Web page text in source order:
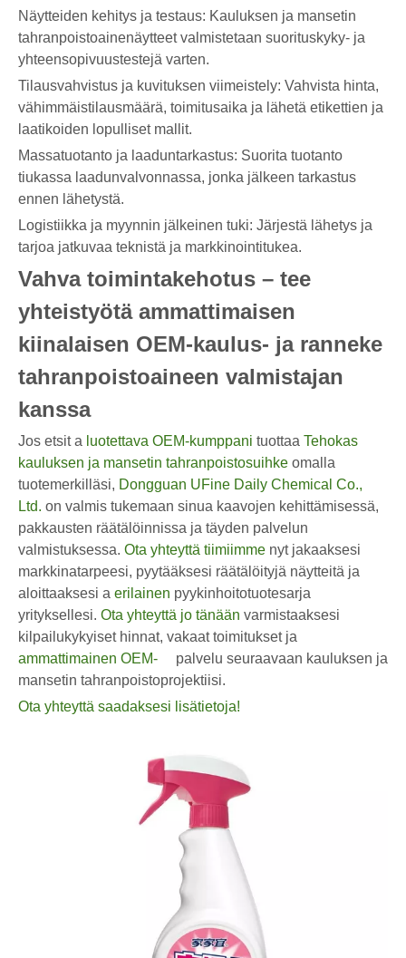
Näytteiden kehitys ja testaus: Kauluksen ja mansetin
tahranpoistoainenäytteet valmistetaan suorituskyky- ja
yhteensopivuustestejä varten.
Tilausvahvistus ja kuvituksen viimeistely: Vahvista hinta,
vähimmäistilausmäärä, toimitusaika ja lähetä etikettien ja
laatikoiden lopulliset mallit.
Massatuotanto ja laaduntarkastus: Suorita tuotanto
tiukassa laadunvalvonnassa, jonka jälkeen tarkastus
ennen lähetystä.
Logistiikka ja myynnin jälkeinen tuki: Järjestä lähetys ja
tarjoa jatkuvaa teknistä ja markkinointitukea.
Vahva toimintakehotus – tee
yhteistyötä ammattimaisen
kiinalaisen OEM-kaulus- ja ranneke
tahranpoistoaineen valmistajan
kanssa
Jos etsit a luotettava OEM-kumppani tuottaa Tehokas
kauluksen ja mansetin tahranpoistosuihke omalla
tuotemerkilläsi, Dongguan UFine Daily Chemical Co.,
Ltd. on valmis tukemaan sinua kaavojen kehittämisessä,
pakkausten räätälöinnissa ja täyden palvelun
valmistuksessa. Ota yhteyttä tiimiimme nyt jakaaksesi
markkinatarpeesi, pyytääksesi räätälöityjä näytteitä ja
aloittaaksesi a erilainen pyykinhoitotuotesarja
yrityksellesi. Ota yhteyttä jo tänään varmistaaksesi
kilpailukykyiset hinnat, vakaat toimitukset ja
ammattimainen OEM-
palvelu seuraavaan kauluksen ja
mansetin tahranpoistoprojektiisi.
Ota yhteyttä saadaksesi lisätietoja!